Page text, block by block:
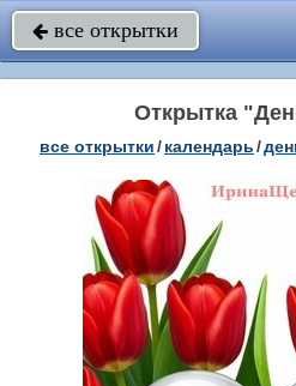
 все открытки
Открытка
все открытки/календарь/